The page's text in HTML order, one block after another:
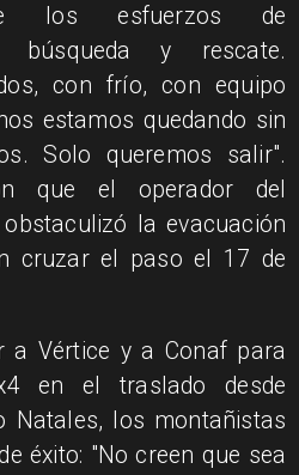
los esfuerzos de
búsqueda y rescate.
con frío, con equipo
estamos quedando sin
Solo queremos salir".
que el operador del
la evacuación
cruzar el paso el 17 de
a Vértice y a Conaf para
en el traslado desde
Natales, los montañistas
éxito: "No creen que sea